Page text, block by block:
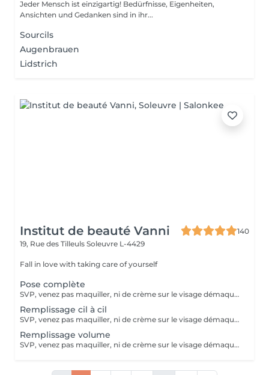
Jeder Mensch ist einzigartig! Bedürfnisse, Eigenheiten,
Ansichten und Gedanken sind in ihr...
Sourcils
Augenbrauen
Lidstrich
Institut de beauté Vanni
140
19, Rue des Tilleuls Soleuvre L-4429
Fall in love with taking care of yourself
Pose complète
SVP, venez pas maquiller, ni de crème sur le visage démaquillage sans huile svp :) étudiants -10€ avec une carte étudiant
Remplissage cil à cil
SVP, venez pas maquiller, ni de crème sur le visage démaquillage sans huile svp :)
Remplissage volume
SVP, venez pas maquiller, ni de crème sur le visage démaquillage sans huile svp :)